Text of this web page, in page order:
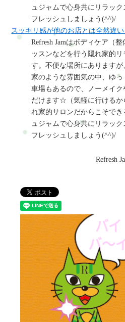
ュジャムで心身共にリラッ
フレッシュしましょう(^^)/
スッキリ感が他のお店とは全然違い
Refresh Jamはボディケア（
ッスンなどを行う隠れ家的
す。不便な場所にあります
家のような雰囲気の中、ゆ
車場もあるので、ノーメイ
だけます☆（気軽に行けるか
れ家的サロンだからこそで
ュジャムで心身共にリラッ
フレッシュしましょう(^^)/
Refresh